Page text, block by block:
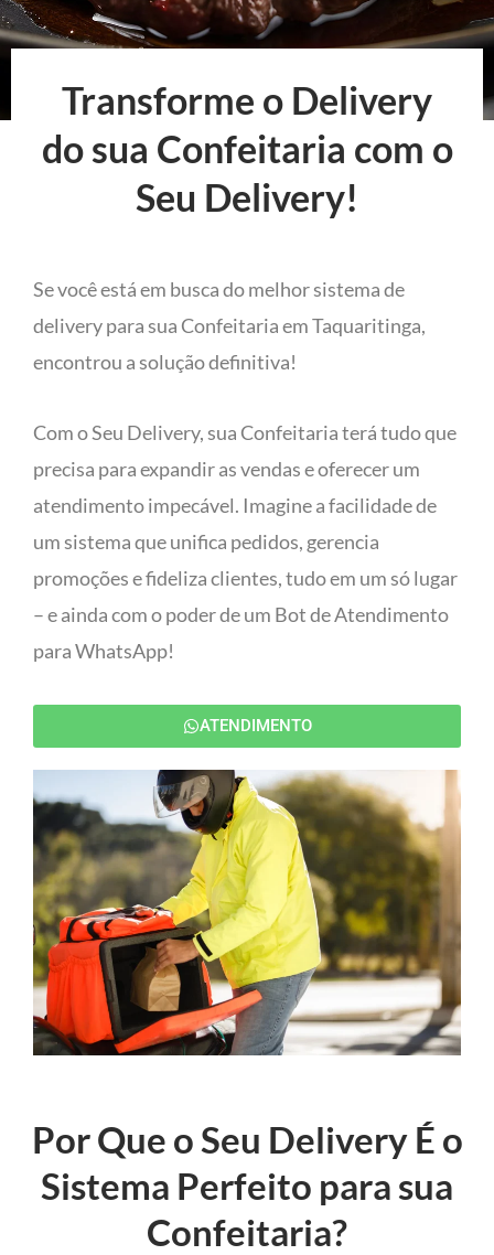
Transforme o Delivery
do sua Confeitaria com o
Seu Delivery!
Se você está em busca do melhor sistema de
delivery para sua Confeitaria em Taquaritinga,
encontrou a solução definitiva!
Com o Seu Delivery, sua Confeitaria terá tudo que
precisa para expandir as vendas e oferecer um
atendimento impecável. Imagine a facilidade de
um sistema que unifica pedidos, gerencia
promoções e fideliza clientes, tudo em um só lugar
– e ainda com o poder de um Bot de Atendimento
para WhatsApp!
ATENDIMENTO
Por Que o Seu Delivery É o
Sistema Perfeito para sua
Confeitaria?